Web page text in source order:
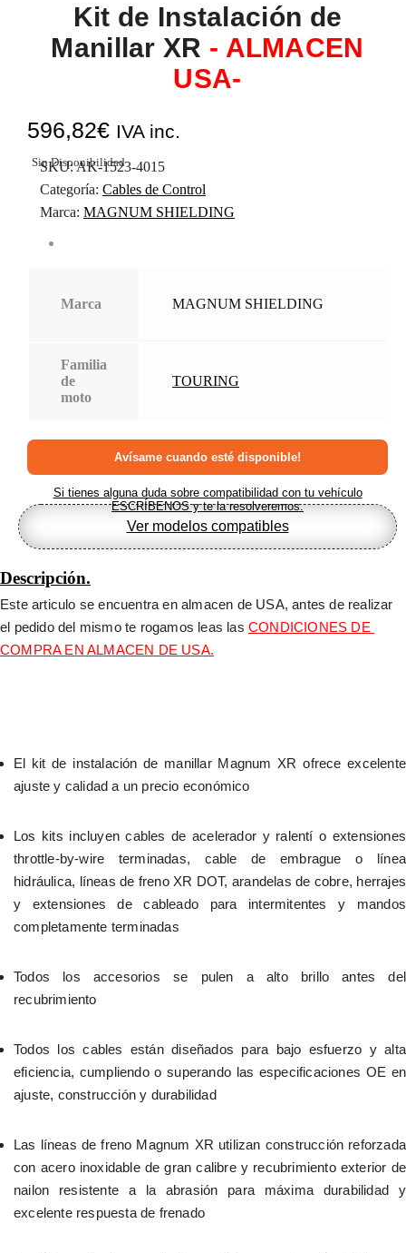
Kit de Instalación de
Manillar XR - ALMACEN
USA-
596,82€ IVA inc.
Sin Disponibilidad
SKU:AK-1523-4015
Categoría: Cables de Control
Marca: MAGNUM SHIELDING
Marca MAGNUM SHIELDING
Familia
de
moto
TOURING
Si tienes alguna duda sobre compatibilidad con tu vehículo
ESCRÍBENOS y te la resolveremos.
Ver modelos compatibles
Descripción.
Este articulo se encuentra en almacen de USA, antes de realizar
el pedido del mismo te rogamos leas las CONDICIONES DE
COMPRA EN ALMACEN DE USA.
El kit de instalación de manillar Magnum XR ofrece excelente
ajuste y calidad a un precio económico
Los kits incluyen cables de acelerador y ralentí o extensiones
throttle-by-wire terminadas, cable de embrague o línea
hidráulica, líneas de freno XR DOT, arandelas de cobre, herrajes
y extensiones de cableado para intermitentes y mandos
completamente terminadas
Todos los accesorios se pulen a alto brillo antes del
recubrimiento
Todos los cables están diseñados para bajo esfuerzo y alta
eficiencia, cumpliendo o superando las especificaciones OE en
ajuste, construcción y durabilidad
Las líneas de freno Magnum XR utilizan construcción reforzada
con acero inoxidable de gran calibre y recubrimiento exterior de
nailon resistente a la abrasión para máxima durabilidad y
excelente respuesta de frenado